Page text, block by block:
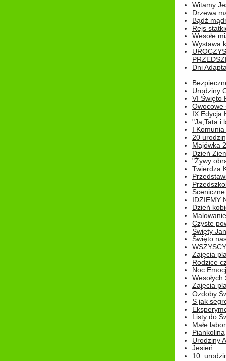
Witamy
Drzewa
Bądź
Rejs
Wesołe
Wystawa
Dni
Urodziny
VI Święto
Owocowe
IX Edycja
"Ja,Tata i
I
20
Majówka
Dzień
"Żywy
Twierdza
IDZIEMY
Dzień
Czyste
Święty
Święto
Zajęcia
Rodzice
Noc
Wesołych
Zajęcia
Ozdoby
S jak
Listy do
Małe
Piankolina
Urodziny
Jesień
10.